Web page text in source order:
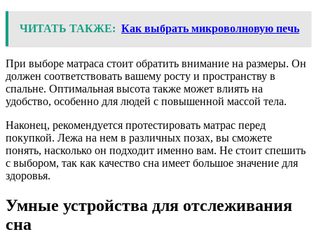
ЧИТАТЬ ТАКЖЕ: Как выбрать микроволновую печь
При выборе матраса стоит обратить внимание на размеры. Он
должен соответствовать вашему росту и пространству в
спальне. Оптимальная высота также может влиять на
удобство, особенно для людей с повышенной массой тела.
Наконец, рекомендуется протестировать матрас перед
покупкой. Лежа на нем в различных позах, вы сможете
понять, насколько он подходит именно вам. Не стоит спешить
с выбором, так как качество сна имеет большое значение для
здоровья.
Умные устройства для отслеживания
сна